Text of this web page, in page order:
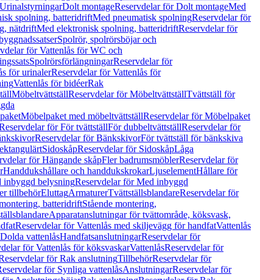
UrinalstyrningarDolt montageReservdelar för Dolt montageMed
spolning, batteridriftMed pneumatisk spolningReservdelar för
nätdriftMed elektronisk spolning, batteridriftReservdelar för
Spolrör, spolrörsböjar och
för Vattenlås för WC och
SpolrörsförlängningarReservdelar för
för urinalerReservdelar för Vattenlås för
Vattenlås för bidéerRak
MöbeltvättställReservdelar för MöbeltvättställTvättställ för
Möbelpaket med möbeltvättställReservdelar för Möbelpaket
för För tvättställFör dubbeltvättställReservdelar för
Reservdelar för BänkskivorFör tvättställ för bänkskiva
SidoskåpReservdelar för SidoskåpLåga
för Hängande skåpFler badrumsmöblerReservdelar för
Handdukshållare och handdukskrokarLjuselementHållare för
inbyggd belysningReservdelar för Med inbyggd
tillbehörEluttagArmaturerTvättställsblandareReservdelar för
batteridriftStående montering,
Apparatanslutningar för tvättområde, köksvask,
Reservdelar för Vattenlås med skiljevägg för handfatVattenlås
vattenlåsHandfatsanslutningarReservdelar för
för Vattenlås för köksvaskarVattenlåsReservdelar för
för Rak anslutningTillbehörReservdelar för
för Synliga vattenlåsAnslutningarReservdelar för